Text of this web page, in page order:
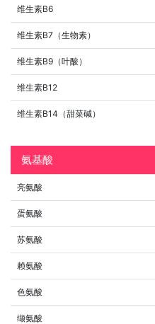
维生素B6
维生素B7（生物素）
维生素B9（叶酸）
维生素B12
维生素B14（甜菜碱）
氨基酸
亮氨酸
蛋氨酸
苏氨酸
赖氨酸
色氨酸
缬氨酸